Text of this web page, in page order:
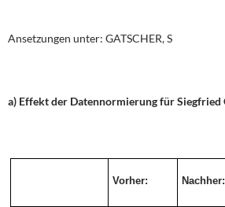
Ansetzungen unter: GATSCHER, S
a) Effekt der Datennormierung für Siegfried
Vorher: Nachher: